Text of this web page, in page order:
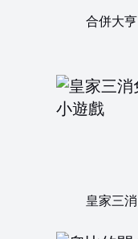
合併大亨
皇家三消